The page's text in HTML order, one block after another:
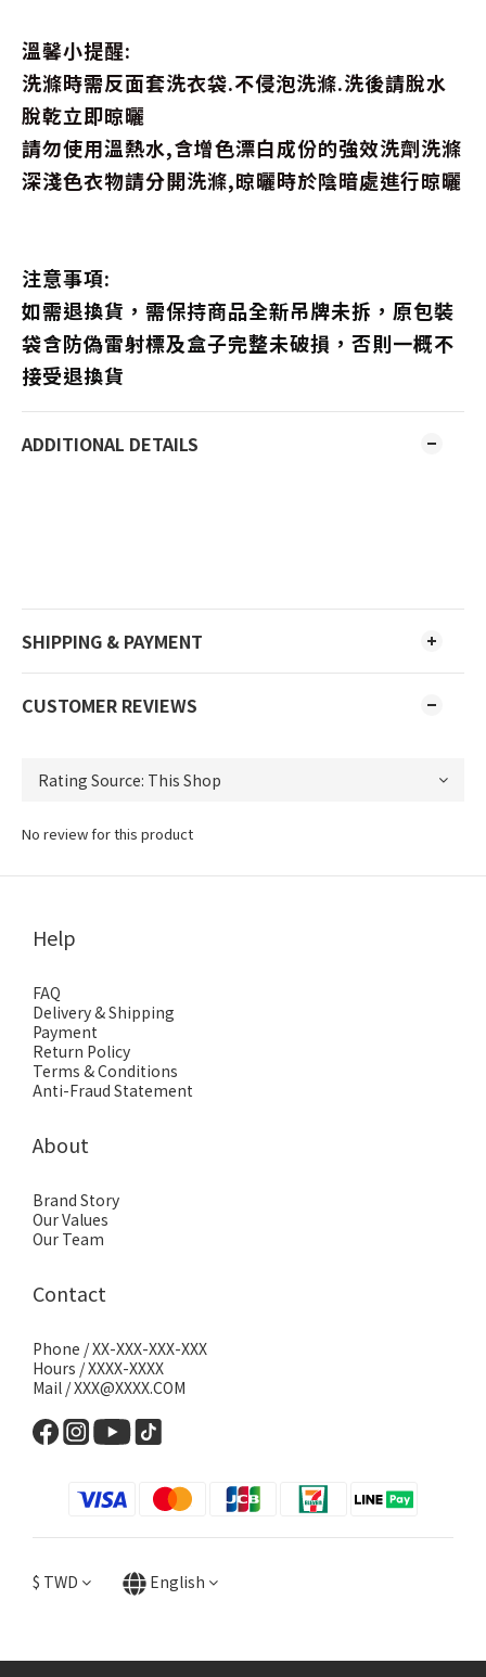
溫馨小提醒:
洗滌時需反面套洗衣袋.不侵泡洗滌.洗後請脫水
脫乾立即晾曬
請勿使用溫熱水,含增色漂白成份的強效洗劑洗滌
深淺色衣物請分開洗滌,晾曬時於陰暗處進行晾曬
注意事項:
如需退換貨，需保持商品全新吊牌未拆，原包裝
袋含防偽雷射標及盒子完整未破損，否則一概不
接受退換貨
ADDITIONAL DETAILS
SHIPPING & PAYMENT
CUSTOMER REVIEWS
No review for this product
Help
FAQ
Delivery & Shipping
Payment
Return Policy
Terms & Conditions
Anti-Fraud Statement
About
Brand Story
Our Values
Our Team
Contact
Phone / XX-XXX-XXX-XXX
Hours / XXXX-XXXX
Mail / XXX@XXXX.COM
$ TWD English